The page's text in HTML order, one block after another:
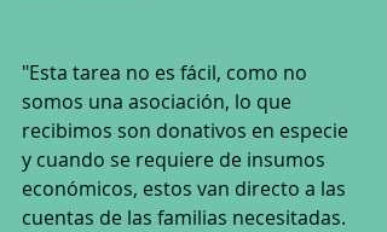
"Esta tarea no es fácil, como no
somos una asociación, lo que
recibimos son donativos en especie
y cuando se requiere de insumos
económicos, estos van directo a las
cuentas de las familias necesitadas.